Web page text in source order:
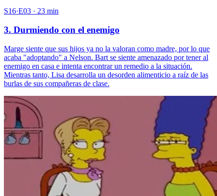
S16·E03 · 23 min
3. Durmiendo con el enemigo
Marge siente que sus hijos ya no la valoran como madre, por lo que
acaba "adoptando" a Nelson. Bart se siente amenazado por tener al
enemigo en casa e intenta encontrar un remedio a la situación.
Mientras tanto, Lisa desarrolla un desorden alimenticio a raíz de las
burlas de sus compañeras de clase.